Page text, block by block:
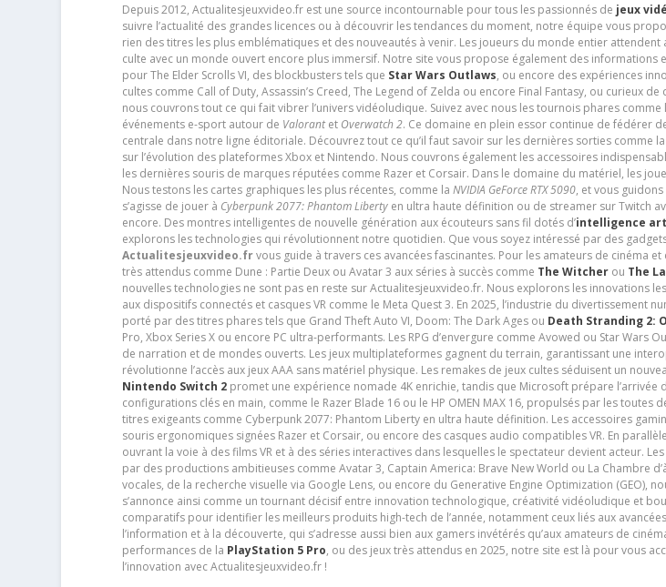
Depuis 2012, Actualitesjeuxvideo.fr est une source incontournable pour tous les passionnés de jeux
suivre l’actualité des grandes licences ou à découvrir les tendances du moment, notre équipe vous
rien des titres les plus emblématiques et des nouveautés à venir. Les joueurs du monde entier attendent
culte avec un monde ouvert encore plus immersif. Notre site vous propose également des informations
pour The Elder Scrolls VI, des blockbusters tels que Star Wars Outlaws, ou encore des expériences
cultes comme Call of Duty, Assassin’s Creed, The Legend of Zelda ou encore Final Fantasy, ou curieux
nous couvrons tout ce qui fait vibrer l’univers vidéoludique. Suivez avec nous les tournois phares comme
événements e-sport autour de Valorantet Overwatch 2. Ce domaine en plein essor continue de fédérer
centrale dans notre ligne éditoriale. Découvrez tout ce qu’il faut savoir sur les dernières sorties comme
sur l’évolution des plateformes Xbox et Nintendo. Nous couvrons également les accessoires
les dernières souris de marques réputées comme Razer et Corsair. Dans le domaine du matériel, les
Nous testons les cartes graphiques les plus récentes, comme la NVIDIA GeForce RTX 5090, et vous
s’agisse de jouer à Cyberpunk 2077: Phantom Libertyen ultra haute définition ou de streamer sur Twitch
encore. Des montres intelligentes de nouvelle génération aux écouteurs sans fil dotés d’intelligence
explorons les technologies qui révolutionnent notre quotidien. Que vous soyez intéressé par des
Actualitesjeuxvideo.frvous guide à travers ces avancées fascinantes. Pour les amateurs de cinéma
très attendus comme Dune : Partie Deux ou Avatar 3 aux séries à succès comme The Witcherou The
nouvelles technologies ne sont pas en reste sur Actualitesjeuxvideo.fr. Nous explorons les innovations
aux dispositifs connectés et casques VR comme le Meta Quest 3. En 2025, l’industrie du divertissement
porté par des titres phares tels que Grand Theft Auto VI, Doom: The Dark Ages ou Death Stranding 2:
Pro, Xbox Series X ou encore PC ultra-performants. Les RPG d’envergure comme Avowed ou Star
de narration et de mondes ouverts. Les jeux multiplateformes gagnent du terrain, garantissant une
révolutionne l’accès aux jeux AAA sans matériel physique. Les remakes de jeux cultes séduisent un
Nintendo Switch 2promet une expérience nomade 4K enrichie, tandis que Microsoft prépare
configurations clés en main, comme le Razer Blade 16 ou le HP OMEN MAX 16, propulsés par les
titres exigeants comme Cyberpunk 2077: Phantom Liberty en ultra haute définition. Les accessoires
souris ergonomiques signées Razer et Corsair, ou encore des casques audio compatibles VR. En
ouvrant la voie à des films VR et à des séries interactives dans lesquelles le spectateur devient acteur.
par des productions ambitieuses comme Avatar 3, Captain America: Brave New World ou La Chambre
vocales, de la recherche visuelle via Google Lens, ou encore du Generative Engine Optimization (GEO),
s’annonce ainsi comme un tournant décisif entre innovation technologique, créativité vidéoludique et
comparatifs pour identifier les meilleurs produits high-tech de l’année, notamment ceux liés aux
l’information et à la découverte, qui s’adresse aussi bien aux gamers invétérés qu’aux amateurs de
performances de la PlayStation 5 Pro, ou des jeux très attendus en 2025, notre site est là pour vous
l’innovation avec Actualitesjeuxvideo.fr !